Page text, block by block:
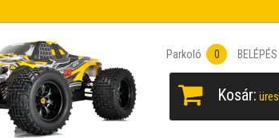
Parkoló 0 BELÉPÉS
Kosár: üres